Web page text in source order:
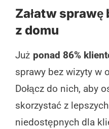
Załatw
z domu
Już ponad 86%
sprawy bez wizyty w
Dołącz do nich, aby
skorzystać z
niedostępnych dla